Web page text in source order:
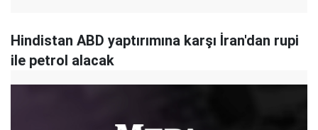
Hindistan ABD yaptırımına karşı İran'dan rupi
ile petrol alacak